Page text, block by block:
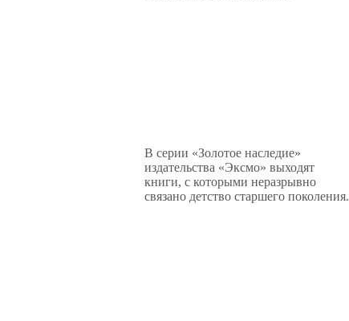
В серии «Золотое наследие»
издательства «Эксмо» выходят
книги, с которыми неразрывно
связано детство старшего поколения.